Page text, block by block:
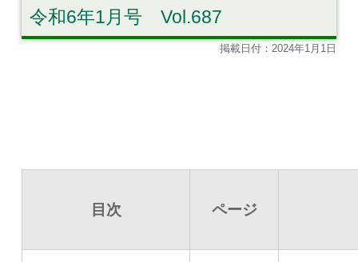
令和6年1月号 Vol.687
掲載日付：2024年1月1日
目次 ページ